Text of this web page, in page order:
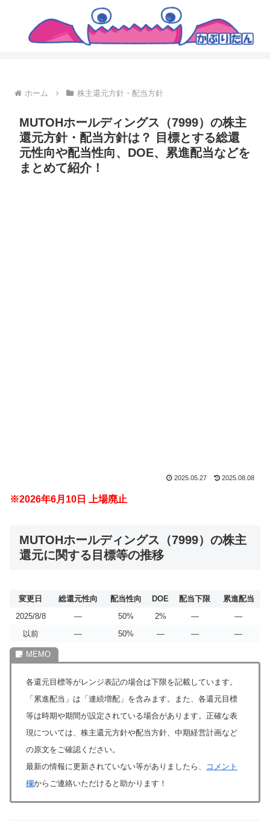
ホーム 株主還元方針・配当方針
MUTOHホールディングス（7999）の株主
還元方針・配当方針は？ 目標とする総還
元性向や配当性向、DOE、累進配当などを
まとめて紹介！
2025.05.27 2025.08.08
※2026年6月10日 上場廃止
MUTOHホールディングス（7999）の株主
還元に関する目標等の推移
変更日 総還元性向 配当性向 DOE 配当下限
累進配当
2025/8/8
― 50% 2% ―
―
以前
― 50% ― ― ―
各還元目標等がレンジ表記の場合は下限を記載しています。
「累進配当」は「連続増配」を含みます。また、各還元目標
等は時期や期間が設定されている場合があります。正確な表
現については、株主還元方針や配当方針、中期経営計画など
の原文をご確認ください。
最新の情報に更新されていない等がありましたら、
コメント
欄からご連絡いただけると助かります！